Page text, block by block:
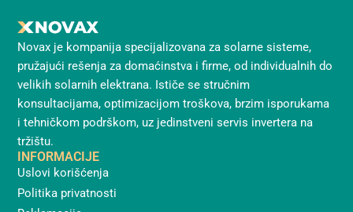
Novax je kompanija specijalizovana za solarne sisteme,
pružajući rešenja za domaćinstva i firme, od individualnih do
velikih solarnih elektrana. Ističe se stručnim
konsultacijama, optimizacijom troškova, brzim isporukama
i tehničkom podrškom, uz jedinstveni servis invertera na
tržištu.
INFORMACIJE
Uslovi korišćenja
Politika privatnosti